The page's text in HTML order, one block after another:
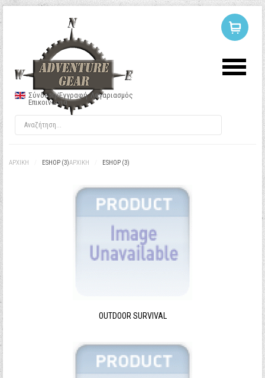
Σύνδεση/Εγγραφή Λογαριασμός
Επικοινωνία
ΑΡΧΙΚΉ ESHOP (3)ΑΡΧΙΚΉ ESHOP (3)
OUTDOOR SURVIVAL
ΣΥΝΔΕΣΗ
Κωδικός
Να με θυμάσαι